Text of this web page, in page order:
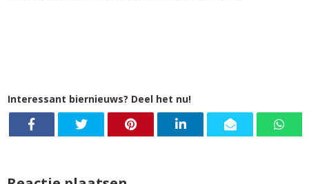
Interessant biernieuws? Deel het nu!